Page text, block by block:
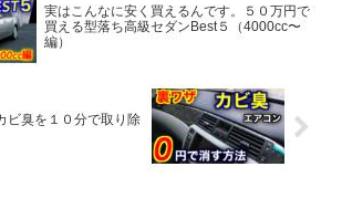
実はこんなに安く買えるんです。５０万円で
買える型落ち高級セダンBest５（4000cc〜
編）
ビ臭を１０分で取り除